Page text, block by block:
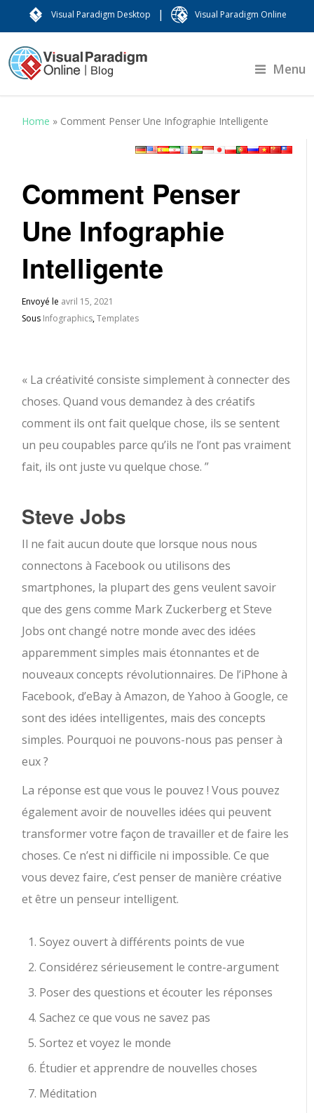
Visual Paradigm Desktop | Visual Paradigm Online
Menu
Home » Comment Penser Une Infographie Intelligente
Comment Penser
Une Infographie
Intelligente
Envoyé le avril 15, 2021
Sous Infographics,Templates
« La créativité consiste simplement à connecter des
choses. Quand vous demandez à des créatifs
comment ils ont fait quelque chose, ils se sentent
un peu coupables parce qu’ils ne l’ont pas vraiment
fait, ils ont juste vu quelque chose. ”
Steve Jobs
Il ne fait aucun doute que lorsque nous nous
connectons à Facebook ou utilisons des
smartphones, la plupart des gens veulent savoir
que des gens comme Mark Zuckerberg et Steve
Jobs ont changé notre monde avec des idées
apparemment simples mais étonnantes et de
nouveaux concepts révolutionnaires. De l’iPhone à
Facebook, d’eBay à Amazon, de Yahoo à Google, ce
sont des idées intelligentes, mais des concepts
simples. Pourquoi ne pouvons-nous pas penser à
eux ?
La réponse est que vous le pouvez ! Vous pouvez
également avoir de nouvelles idées qui peuvent
transformer votre façon de travailler et de faire les
choses. Ce n’est ni difficile ni impossible. Ce que
vous devez faire, c’est penser de manière créative
et être un penseur intelligent.
Soyez ouvert à différents points de vue
Considérez sérieusement le contre-argument
Poser des questions et écouter les réponses
Sachez ce que vous ne savez pas
Sortez et voyez le monde
Étudier et apprendre de nouvelles choses
Méditation